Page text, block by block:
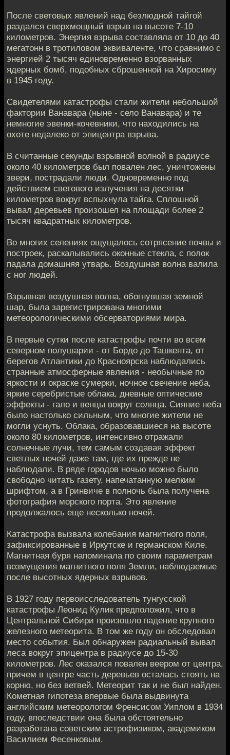
После световых явлений над безлюдной тайгой
раздался сверхмощный взрыв на высоте 7-10
километров. Энергия взрыва составляла от 10 до 40
мегатонн в тротиловом эквиваленте, что сравнимо с
энергией 2 тысяч единовременно взорванных
ядерных бомб, подобных сброшенной на Хиросиму
в 1945 году.
Свидетелями катастрофы стали жители небольшой
фактории Ванавара (ныне - село Ванавара) и те
немногие эвенки-кочевники, что находились на
охоте недалеко от эпицентра взрыва.
В считанные секунды взрывной волной в радиусе
около 40 километров был повален лес, уничтожены
звери, пострадали люди. Одновременно под
действием светового излучения на десятки
километров вокруг вспыхнула тайга. Сплошной
вывал деревьев произошел на площади более 2
тысяч квадратных километров.
Во многих селениях ощущалось сотрясение почвы и
построек, раскалывались оконные стекла, с полок
падала домашняя утварь. Воздушная волна валила
с ног людей.
Взрывная воздушная волна, обогнувшая земной
шар, была зарегистрирована многими
метеорологическими обсерваториями мира.
В первые сутки после катастрофы почти во всем
северном полушарии - от Бордо до Ташкента, от
берегов Атлантики до Красноярска наблюдались
странные атмосферные явления - необычные по
яркости и окраске сумерки, ночное свечение неба,
яркие серебристые облака, дневные оптические
эффекты - гало и венцы вокруг солнца. Сияние неба
было настолько сильным, что многие жители не
могли уснуть. Облака, образовавшиеся на высоте
около 80 километров, интенсивно отражали
солнечные лучи, тем самым создавая эффект
светлых ночей даже там, где их прежде не
наблюдали. В ряде городов ночью можно было
свободно читать газету, напечатанную мелким
шрифтом, а в Гринвиче в полночь была получена
фотография морского порта. Это явление
продолжалось еще несколько ночей.
Катастрофа вызвала колебания магнитного поля,
зафиксированные в Иркутске и германском Киле.
Магнитная буря напоминала по своим параметрам
возмущения магнитного поля Земли, наблюдаемые
после высотных ядерных взрывов.
В 1927 году первоисследователь тунгусской
катастрофы Леонид Кулик предположил, что в
Центральной Сибири произошло падение крупного
железного метеорита. В том же году он обследовал
место события. Был обнаружен радиальный вывал
леса вокруг эпицентра в радиусе до 15-30
километров. Лес оказался повален веером от центра,
причем в центре часть деревьев осталась стоять на
корню, но без ветвей. Метеорит так и не был найден.
Кометная гипотеза впервые была выдвинута
английским метеорологом Френсисом Уиплом в 1934
году, впоследствии она была обстоятельно
разработана советским астрофизиком, академиком
Василием Фесенковым.